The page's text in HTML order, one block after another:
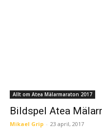
Allt om Atea Mälarmaraton 2017
Bildspel Atea
Mikael Grip - 23 april, 2017